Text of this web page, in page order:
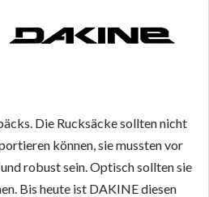
Die Rucksäcke sollten nicht
können, sie mussten vor
robust sein. Optisch sollten sie
Bis heute ist DAKINE diesen